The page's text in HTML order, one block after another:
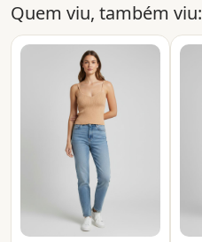
Quem viu, também viu: